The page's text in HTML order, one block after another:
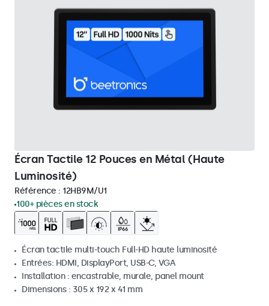
Écran Tactile 12 Pouces en Métal (Haute
Luminosité)
Référence : 12HB9M/U1
100+ pièces en stock
Écran tactile multi-touch Full-HD haute luminosité
Entrées: HDMI, DisplayPort, USB-C, VGA
Installation : encastrable, murale, panel mount
Dimensions : 305 x 192 x 41 mm